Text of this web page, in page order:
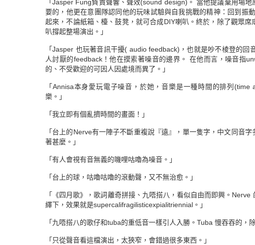
「Jasper Fung負責聲響、聲效(sound design)。 當他提議棄用
要的，他更在意團隊認同他的玩味試驗與自我挑戰的精神：回到
起來，不論紙箱、檯、鼓凳，就可合成DIY喇叭。終於，除了觀眾
叭撐起整場演出。」
「Jasper 也玩著音訊干擾( audio feedback)，也就是吵不棱登的
人討厭的feedback！他在摸索著噪音的邊界。 在他而言，噪音指
的、不受歡迎的可因人因處境而異了。」
「Annisa本身愛玩電子噪音，於她，音樂是一種時間的排列
樂。」
「我立即有個亂擠時間的畫面！」
「台上的Nerve有一陣子不斷重複說『遠』，單一隻字，中文同音字
著甚麼。」
「有人會視有音無義的嘰哩咕嚕為噪音。」
「台上的球，咕嚕咕嚕的滾動聲，又不無治愈。」
「《四月歌》，歌詞離奇拼接、九唔搭八，看似自由而即興。
繹下，效果就是supercalifragilisticexpialitriennial。」
「九唔搭八的歌仔和tuba的重低音一樣引人入勝。Tuba 慢吞吞的，
「只從聲音看這檔演出，太狹窄，會錯過很多東西。」